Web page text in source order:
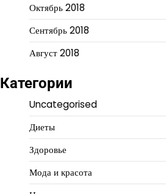
Октябрь 2018
Сентябрь 2018
Август 2018
Категории
Uncategorised
Диеты
Здоровье
Мода и красота